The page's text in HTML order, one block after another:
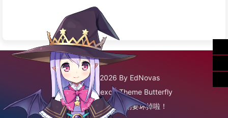
©2020 - 2026 By EdNovas
FrameworkHexo | Theme Butterfly
已经到底啦！再往下划要坏掉啦！